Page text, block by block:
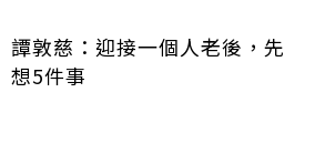
譚敦慈：迎接一個人老後，先
想5件事